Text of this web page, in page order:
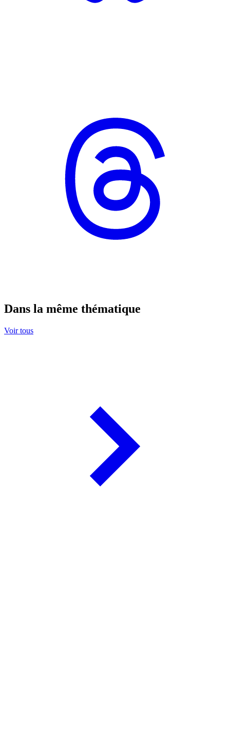
Dans la même thématique
Voir tous